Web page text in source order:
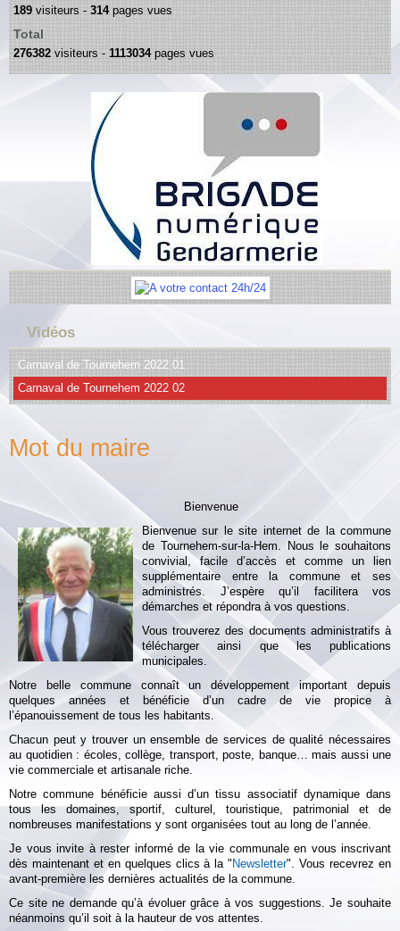
189 visiteurs - 314pages vues
Total
276382 visiteurs - 1113034pages vues
Vidéos
Carnaval de Tournehem 2022 01
Carnaval de Tournehem 2022 02
Mot du maire
Bienvenue
Bienvenue sur le site internet de la commune
de Tournehem-sur-la-Hem. Nous le souhaitons
convivial, facile d’accès et comme un lien
supplémentaire entre la commune et ses
administrés. J’espère qu’il facilitera vos
démarches et répondra à vos questions.
Vous trouverez des documents administratifs à
télécharger ainsi que les publications
municipales.
Notre belle commune connaît un développement important depuis
quelques années et bénéficie d’un cadre de vie propice à
l’épanouissement de tous les habitants.
Chacun peut y trouver un ensemble de services de qualité nécessaires
au quotidien : écoles, collège, transport, poste, banque… mais aussi une
vie commerciale et artisanale riche.
Notre commune bénéficie aussi d’un tissu associatif dynamique dans
tous les domaines, sportif, culturel, touristique, patrimonial et de
nombreuses manifestations y sont organisées tout au long de l’année.
Je vous invite à rester informé de la vie communale en vous inscrivant
dès maintenant et en quelques clics à la " Newsletter". Vous recevrez en
avant-première les dernières actualités de la commune.
Ce site ne demande qu’à évoluer grâce à vos suggestions. Je souhaite
néanmoins qu’il soit à la hauteur de vos attentes.